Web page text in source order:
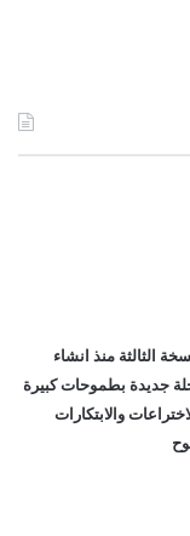
الثالثة منذ انشاء
مرحلة جديدة بطموحات كبيرة
والابتكارات